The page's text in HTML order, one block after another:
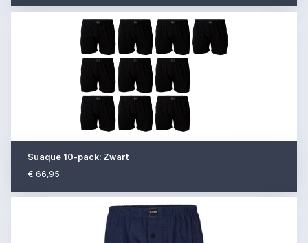
Suaque 10-pack: Zwart
€ 66,95